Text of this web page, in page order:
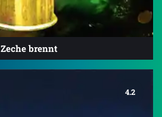
brennt
4.2